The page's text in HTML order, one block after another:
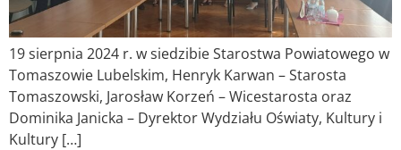
19 sierpnia 2024 r. w siedzibie Starostwa Powiatowego w
Tomaszowie Lubelskim, Henryk Karwan – Starosta
Tomaszowski, Jarosław Korzeń – Wicestarosta oraz
Dominika Janicka – Dyrektor Wydziału Oświaty, Kultury i
Kultury […]